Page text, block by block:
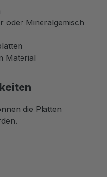
oder Mineralgemisch
Material
die Platten